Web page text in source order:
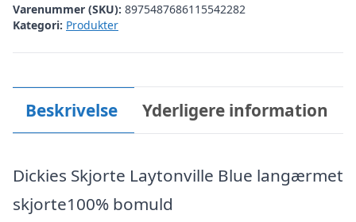
Varenummer (SKU): 8975487686115542282
Kategori: Produkter
Beskrivelse Yderligere information
Dickies Skjorte Laytonville Blue langærmet
skjorte100% bomuld